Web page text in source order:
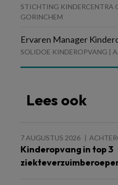
STICHTING KINDERCENTRA
GORINCHEM
Ervaren Manager
SOLIDOE KINDEROPVANG |
Lees ook
7 AUGUSTUS 2026
Kinderopvang in top 3